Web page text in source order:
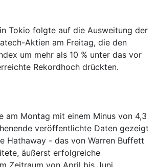
Tokio folgte auf die Ausweitung der
Aktien am Freitag, die den
um mehr als 10 % unter das vor
Rekordhoch drückten.
am Montag mit einem Minus von 4,3
veröffentlichte Daten gezeigt
Hathaway - das von Warren Buffett
äußerst erfolgreiche